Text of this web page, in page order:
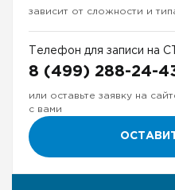
зависит от сложности и
Телефон для записи на
8 (499) 288-24-
или оставьте заявку на
с вами